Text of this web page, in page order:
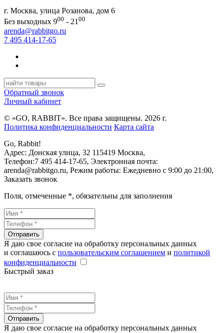
г. Москва, улица Розанова, дом 6
Без выходных 900 - 2100
arenda@rabbitgo.ru
7 495 414-17-65
Обратный звонок
Личный кабинет
© «GO, RAВBIT». Все права защищены. 2026 г.
Политика конфиденциальности Карта сайта
Go, Rabbit!
Адрес: Донская улица, 32 115419 Москва,
Телефон:7 495 414-17-65, Электронная почта:
arenda@rabbitgo.ru, Режим работы: Ежедневно с 9:00 до 21:00,
Заказать звонок
Поля, отмеченные *, обязательны для заполнения
Отправить
Я даю свое согласие на обработку персональных данных
и соглашаюсь с пользовательским соглашением и политикой
конфиденциальности
Быстрый заказ
Отправить
Я даю свое согласие на обработку персональных данных